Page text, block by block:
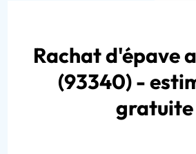
Rachat d'épave
(93340) -
gratuite